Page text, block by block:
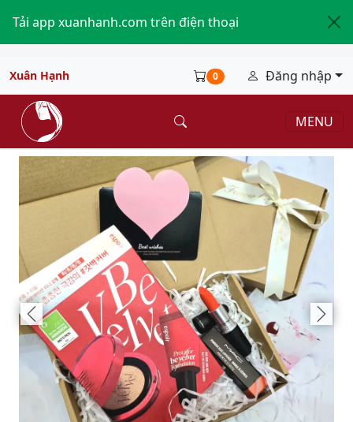
Tải app xuanhanh.com trên điện thoại
Xuân Hạnh 0 Đăng nhập
MENU